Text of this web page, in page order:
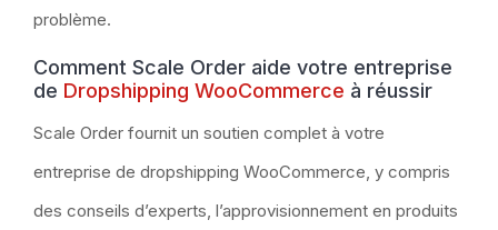
problème.
Comment Scale Order aide votre entreprise
de Dropshipping WooCommerce à réussir
Scale Order fournit un soutien complet à votre
entreprise de dropshipping WooCommerce, y compris
des conseils d’experts, l’approvisionnement en produits